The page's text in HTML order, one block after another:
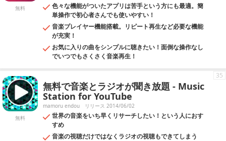
無料
色々な機能がついたアプリは苦手という方にも最適。簡
単操作で初心者さんでも使いやすい！
音楽プレイヤー機能搭載。リピート再生など必要な機能
が充実！
お気に入りの曲をシンプルに聴きたい！面倒な操作なし
でいつでもさくさく音楽再生！
無料
無料で音楽とラジオが聞き放題 - Music
Station for YouTube
mamoru endou リリース 2014/06/02
世界の音楽をいち早くリサーチしたい！という人におす
すめ
音楽の視聴だけではなくラジオの視聴もできてしまう
35